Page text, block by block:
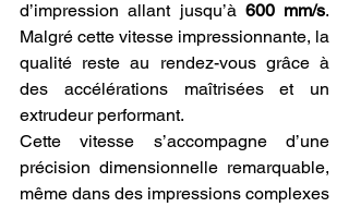
d’impression allant jusqu’à 600 mm/s.
Malgré cette vitesse impressionnante, la
qualité reste au rendez-vous grâce à
des accélérations maîtrisées et un
extrudeur performant.
Cette vitesse s’accompagne d’une
précision dimensionnelle remarquable,
même dans des impressions complexes